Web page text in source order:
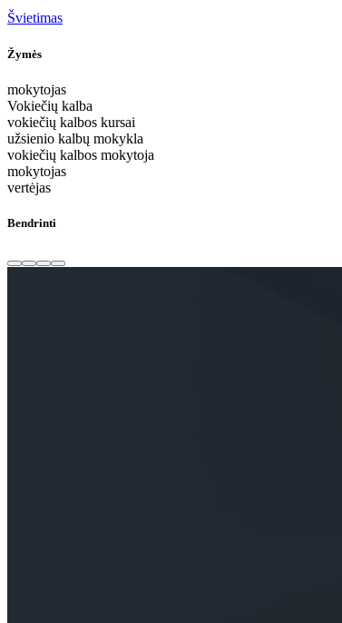
Švietimas
Žymės
mokytojas
Vokiečių kalba
vokiečių kalbos kursai
užsienio kalbų mokykla
vokiečių kalbos mokytoja
mokytojas
vertėjas
Bendrinti